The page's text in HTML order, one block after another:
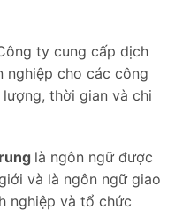
ty cung cấp dịch
nghiệp cho các công
thời gian và chi
là ngôn ngữ được
và là ngôn ngữ giao
nghiệp và tổ chức